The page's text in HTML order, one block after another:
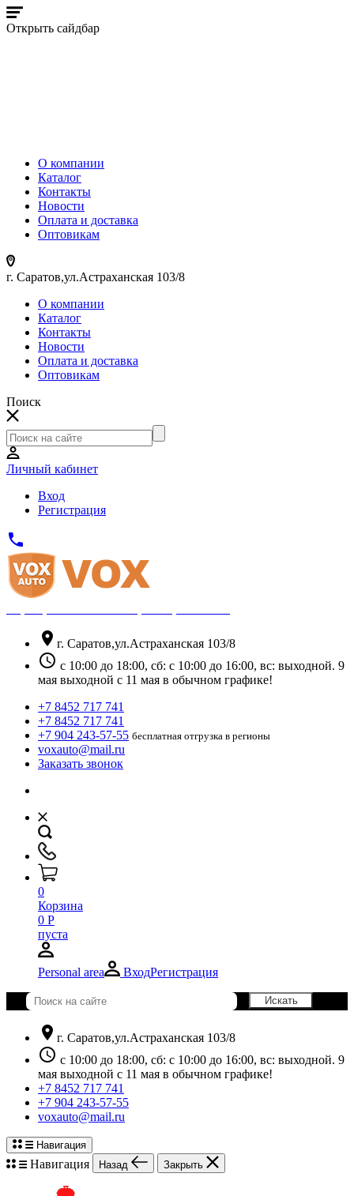
Открыть сайдбар
О компании
Каталог
Контакты
Новости
Оплата и доставка
Оптовикам
г. Саратов,ул.Астраханская 103/8
О компании
Каталог
Контакты
Новости
Оплата и доставка
Оптовикам
Поиск
Личный кабинет
Вход
Регистрация
phone
location_on г. Саратов,ул.Астраханская 103/8
schedule с 10:00 до 18:00, сб: с 10:00 до 16:00, вс: выходной. 9
мая выходной с 11 мая в обычном графике!
+7 8452 717 741
+7 8452 717 741
+7 904 243-57-55 бесплатная отгрузка в регионы
voxauto@mail.ru
Заказать звонок
0
Корзина
0 Р
пуста
Personal area ВходРегистрация
location_on г. Саратов,ул.Астраханская 103/8
schedule с 10:00 до 18:00, сб: с 10:00 до 16:00, вс: выходной. 9
мая выходной с 11 мая в обычном графике!
+7 8452 717 741
+7 904 243-57-55
voxauto@mail.ru
Навигация
Навигация Назад Закрыть